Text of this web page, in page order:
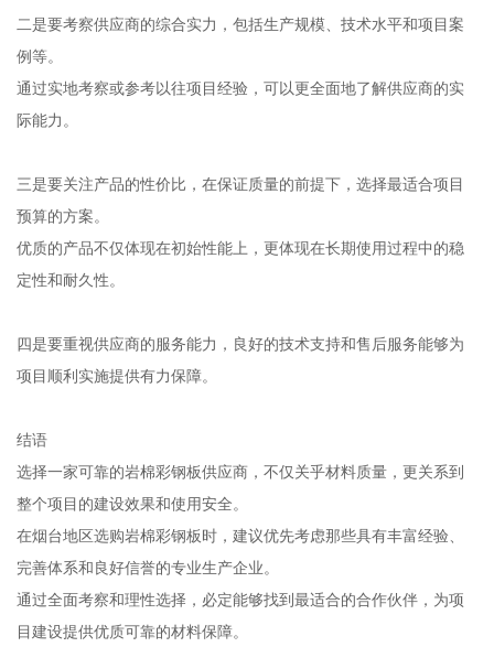
二是要考察供应商的综合实力，包括生产规模、技术水平和项目案
例等。
通过实地考察或参考以往项目经验，可以更全面地了解供应商的实
际能力。
三是要关注产品的性价比，在保证质量的前提下，选择最适合项目
预算的方案。
优质的产品不仅体现在初始性能上，更体现在长期使用过程中的稳
定性和耐久性。
四是要重视供应商的服务能力，良好的技术支持和售后服务能够为
项目顺利实施提供有力保障。
结语
选择一家可靠的岩棉彩钢板供应商，不仅关乎材料质量，更关系到
整个项目的建设效果和使用安全。
在烟台地区选购岩棉彩钢板时，建议优先考虑那些具有丰富经验、
完善体系和良好信誉的专业生产企业。
通过全面考察和理性选择，必定能够找到最适合的合作伙伴，为项
目建设提供优质可靠的材料保障。